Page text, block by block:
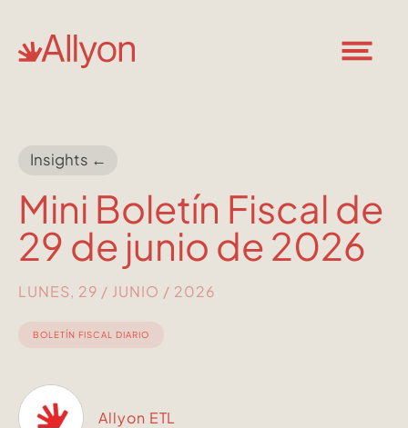
Insights ←
Mini Boletín Fiscal de
29 de junio de 2026
LUNES, 29 / JUNIO / 2026
BOLETÍN FISCAL DIARIO
Allyon ETL